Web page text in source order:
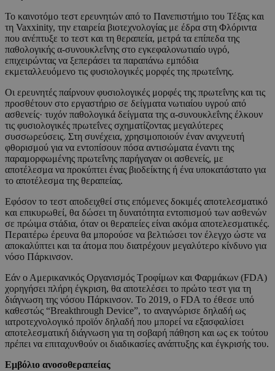
Το καινοτόμο τεστ ερευνητών από το Πανεπιστήμιο του Τέξας και
τη Vaxxinity, την εταιρεία βιοτεχνολογίας με έδρα στη Φλόριντα
που ανέπτυξε το τεστ και τη θεραπεία, μετρά τα επίπεδα της
παθολογικής α-συνουκλεΐνης στο εγκεφαλονωτιαίο υγρό,
επιχειρώντας να ξεπεράσει τα παραπάνω εμπόδια
εκμεταλλευόμενο τις φυσιολογικές μορφές της πρωτεΐνης.
Οι ερευνητές παίρνουν φυσιολογικές μορφές της πρωτεΐνης και τις
προσθέτουν στο εργαστήριο σε δείγματα νωτιαίου υγρού από
ασθενείς· τυχόν παθολογικά δείγματα της α-συνουκλεΐνης έλκουν
τις φυσιολογικές πρωτεΐνες σχηματίζοντας μεγαλύτερες
συσσωρεύσεις. Στη συνέχεια, χρησιμοποιούν έναν ανιχνευτή
φθορισμού για να εντοπίσουν πόσα αντισώματα έναντι της
παραμορφωμένης πρωτεΐνης παρήγαγαν οι ασθενείς, με
αποτέλεσμα να προκύπτει ένας βιοδείκτης ή ένα υποκατάστατο για
το αποτέλεσμα της θεραπείας.
Εφόσον το τεστ αποδειχθεί στις επόμενες δοκιμές αποτελεσματικό
και επικυρωθεί, θα δώσει τη δυνατότητα εντοπισμού των ασθενών
σε πρώιμα στάδια, όταν οι θεραπείες είναι ακόμα αποτελεσματικές.
Περαιτέρω έρευνα θα μπορούσε να βελτιώσει τον έλεγχο ώστε να
αποκαλύπτει και τα άτομα που διατρέχουν μεγαλύτερο κίνδυνο για
νόσο Πάρκινσον.
Εάν ο Αμερικανικός Οργανισμός Τροφίμων και Φαρμάκων (FDA)
χορηγήσει πλήρη έγκριση, θα αποτελέσει το πρώτο τεστ για τη
διάγνωση της νόσου Πάρκινσον. To 2019, o FDA το έθεσε υπό
καθεστώς “Breakthrough Device”, το αναγνώρισε δηλαδή ως
ιατροτεχνολογικό προϊόν δηλαδή που μπορεί να εξασφαλίσει
αποτελεσματική διάγνωση για τη σοβαρή πάθηση και ως εκ τούτου
πρέπει να επιταχυνθούν οι διαδικασίες ανάπτυξης και έγκρισής του.
Εμβόλιο ανοσοθεραπείας